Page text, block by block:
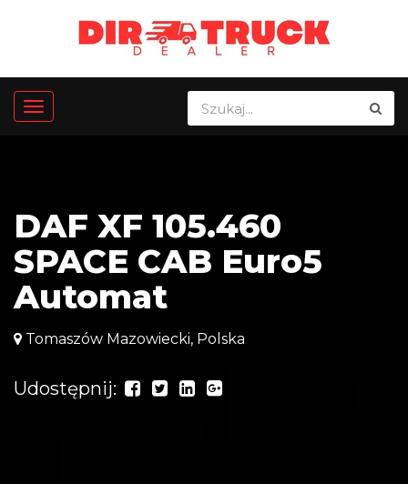
DAF XF 105.460
SPACE CAB Euro5
Automat
Tomaszów Mazowiecki, Polska
Udostępnij: